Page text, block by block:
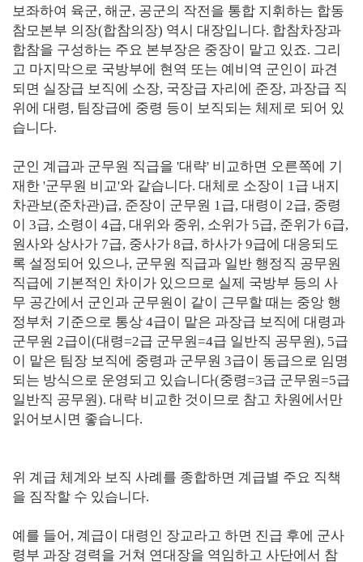
보좌하여 육군, 해군, 공군의 작전을 통합 지휘하는 합동
참모본부 의장(합참의장) 역시 대장입니다. 합참차장과
합참을 구성하는 주요 본부장은 중장이 맡고 있죠. 그리
고 마지막으로 국방부에 현역 또는 예비역 군인이 파견
되면 실장급 보직에 소장, 국장급 자리에 준장, 과장급 직
위에 대령, 팀장급에 중령 등이 보직되는 체제로 되어 있
습니다.
군인 계급과 군무원 직급을 '대략' 비교하면 오른쪽에 기
재한 '군무원 비교'와 같습니다. 대체로 소장이 1급 내지
차관보(준차관)급, 준장이 군무원 1급, 대령이 2급, 중령
이 3급, 소령이 4급, 대위와 중위, 소위가 5급, 준위가 6급,
원사와 상사가 7급, 중사가 8급, 하사가 9급에 대응되도
록 설정되어 있으나, 군무원 직급과 일반 행정직 공무원
직급에 기본적인 차이가 있으므로 실제 국방부 등의 사
무 공간에서 군인과 군무원이 같이 근무할 때는 중앙 행
정부처 기준으로 통상 4급이 맡은 과장급 보직에 대령과
군무원 2급이(대령=2급 군무원=4급 일반직 공무원), 5급
이 맡은 팀장 보직에 중령과 군무원 3급이 동급으로 임명
되는 방식으로 운영되고 있습니다(중령=3급 군무원=5급
일반직 공무원). 대략 비교한 것이므로 참고 차원에서만
읽어보시면 좋습니다.
위 계급 체계와 보직 사례를 종합하면 계급별 주요 직책
을 짐작할 수 있습니다.
예를 들어, 계급이 대령인 장교라고 하면 진급 후에 군사
령부 과장 경력을 거쳐 연대장을 역임하고 사단에서 참